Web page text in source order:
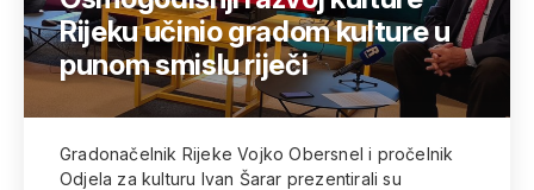
Rijeku učinio gradom kulture u
punom smislu riječi
Gradonačelnik Rijeke Vojko Obersnel i pročelnik
Odjela za kulturu Ivan Šarar prezentirali su